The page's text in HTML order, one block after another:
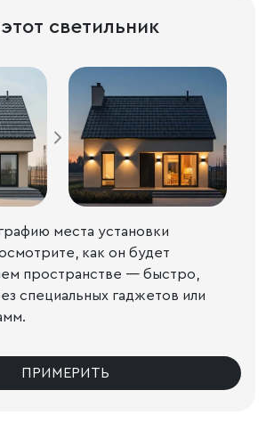
светильник
места установки
как он будет
пространстве — быстро,
специальных гаджетов или
ПРИМЕРИТЬ